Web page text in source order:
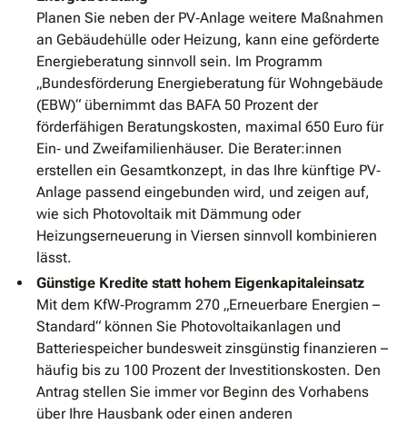
Planen Sie neben der PV‐Anlage weitere Maßnahmen
an Gebäudehülle oder Heizung, kann eine geförderte
Energieberatung sinnvoll sein. Im Programm
„Bundesförderung Energieberatung für Wohngebäude
(EBW)“ übernimmt das BAFA 50 Prozent der
förderfähigen Beratungskosten, maximal 650 Euro für
Ein‐ und Zweifamilienhäuser. Die Berater:innen
erstellen ein Gesamtkonzept, in das Ihre künftige PV‐
Anlage passend eingebunden wird, und zeigen auf,
wie sich Photovoltaik mit Dämmung oder
Heizungserneuerung in Viersen sinnvoll kombinieren
lässt.
Günstige Kredite statt hohem Eigenkapitaleinsatz
Mit dem KfW‐Programm 270 „Erneuerbare Energien –
Standard“ können Sie Photovoltaikanlagen und
Batteriespeicher bundesweit zinsgünstig finanzieren –
häufig bis zu 100 Prozent der Investitionskosten. Den
Antrag stellen Sie immer vor Beginn des Vorhabens
über Ihre Hausbank oder einen anderen